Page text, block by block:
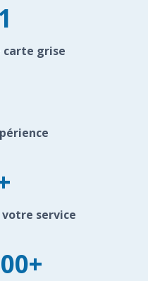
carte grise
service